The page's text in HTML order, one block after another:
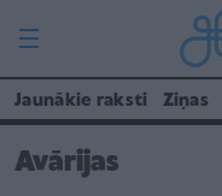
Jaunākie raksti Ziņas
Avārijas